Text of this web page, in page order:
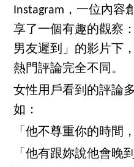
Instagram，一位內容
享了一個有趣的觀察
男友遲到」的影片下
熱門評論完全不同。
女性用戶看到的評論
如：
「他不尊重你的時間
「他有跟妳說他會晚